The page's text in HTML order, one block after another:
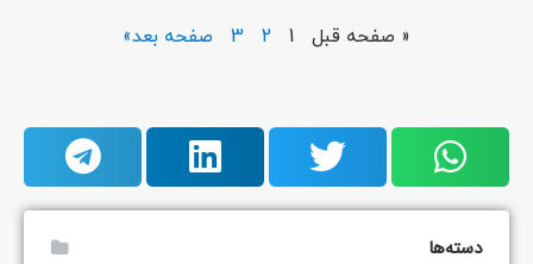
« صفحه قبل 2
3 صفحه بعد»
دسته‌ها